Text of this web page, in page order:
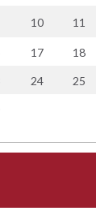
10 11
17 18
24 25